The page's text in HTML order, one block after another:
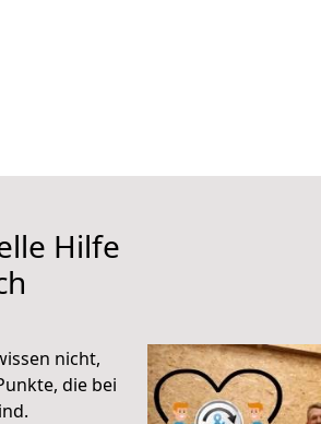
Hilfe
nicht,
die bei